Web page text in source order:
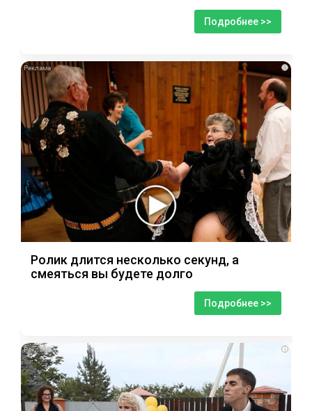
Подробнее >>
i
Ролик длится несколько секунд, а
смеяться вы будете долго
Подробнее >>
i